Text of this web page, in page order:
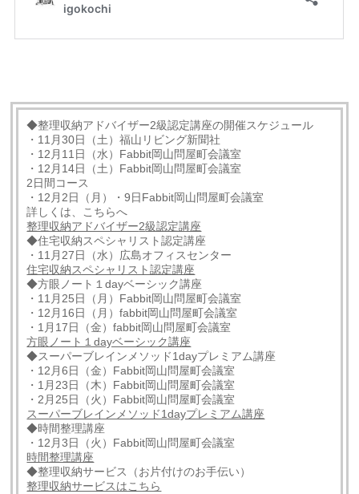
◆整理収納アドバイザー2級認定講座の開催スケジュール
・11月30日（土）福山リビング新聞社
・12月11日（水）Fabbit岡山問屋町会議室
・12月14日（土）Fabbit岡山問屋町会議室
2日間コース
・12月2日（月）・9日Fabbit岡山問屋町会議室
詳しくは、こちらへ
整理収納アドバイザー2級認定講座
◆住宅収納スペシャリスト認定講座
・11月27日（水）広島オフィスセンター
住宅収納スペシャリスト認定講座
◆方眼ノート１dayベーシック講座
・11月25日（月）Fabbit岡山問屋町会議室
・12月16日（月）fabbit岡山問屋町会議室
・1月17日（金）fabbit岡山問屋町会議室
方眼ノート１dayベーシック講座
◆スーパーブレインメソッド1dayプレミアム講座
・12月6日（金）Fabbit岡山問屋町会議室
・1月23日（木）Fabbit岡山問屋町会議室
・2月25日（火）Fabbit岡山問屋町会議室
スーパーブレインメソッド1dayプレミアム講座
◆時間整理講座
・12月3日（火）Fabbit岡山問屋町会議室
時間整理講座
◆整理収納サービス（お片付けのお手伝い）
整理収納サービスはこちら